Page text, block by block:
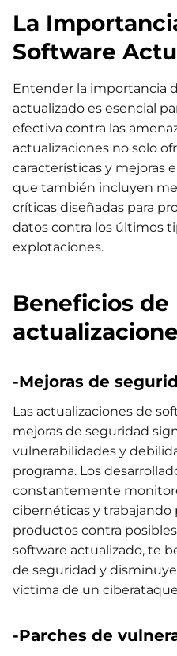
La
Software
Entender la importancia
actualizado es esencial
efectiva contra las
actualizaciones no solo
características y mejoras
que también incluyen
críticas diseñadas para
datos contra los últimos
explotaciones.
Beneficios de
-Mejoras de
Las actualizaciones de
mejoras de seguridad
vulnerabilidades y
programa. Los
constantemente
cibernéticas y trabajando
productos contra
software actualizado, te
de seguridad y
víctima de un
-Parches de